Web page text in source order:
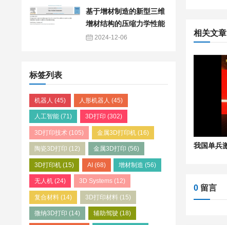
基于增材制造的新型三维
增材结构的压缩力学性能
2024-12-06
标签列表
机器人 (45) 人形机器人 (45)
人工智能 (71) 3D打印 (302)
3D打印技术 (105) 金属3D打印机(16)
陶瓷3D打印 (12) 金属3D打印 (56)
3D打印机 (15) AI(68) 增材制造 (56)
无人机 (24) 3D Systems(12)
复合材料 (14) 3D打印材料 (15)
微纳3D打印 (14) 辅助驾驶 (18)
相关文章
0留言